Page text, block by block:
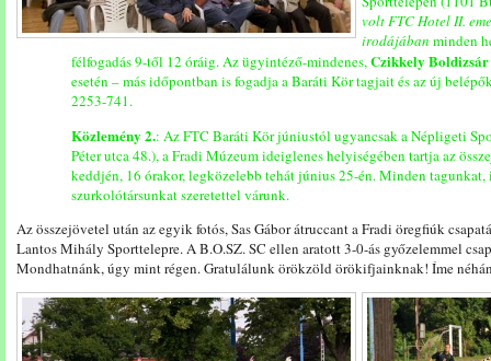
volt FTC Hotel II.
irodájában minden
félfogadás 9-től 12 óráig. Az ügyintéző-mindenes,Czikkely Boldizsár
esetén – más időpontban is fogadja a Baráti Kör tagjait és az új
2253-741.
Közlemény 2.: Az FTC Baráti Kör júniustól ugyancsak a Népligeti
Péter utca 48.), a Fradi Múzeum ideiglenes helyiségében tartja az
keddjén, 16 órakor, legközelebb tehát június 25-én. Minden
szurkolótársunkat szeretettel várunk.
Az összejövetel után az egyik fotós, Sas Gábor átruccant a Fradi öregfiúk
Lantos Mihály Sporttelepre. A B.O.SZ. SC ellen aratott 3-0-ás győzelemmel
Mondhatnánk, úgy mint régen. Gratulálunk örökzöld örökifjainknak! Íme